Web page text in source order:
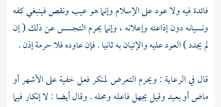
فائدة فيه ولا عود على الإسلام وإنما هو عيب ونقص فينبغي كفه
ونسيانه دون إذاعته وإعلانه ، وإنما يحرم التجسس عن ذلك ( إن
لم يجدد ) العود عليه والإتيان به ثانيا . فإن عاوده فلا حرمة إذن .
قال في الرعاية : ويحرم التعرض لمنكر فعل خفية على الأشهر أو
ماض أو بعيد وقيل يجهل فاعله ومحله . وقال أيضا : لا إنكار فيما